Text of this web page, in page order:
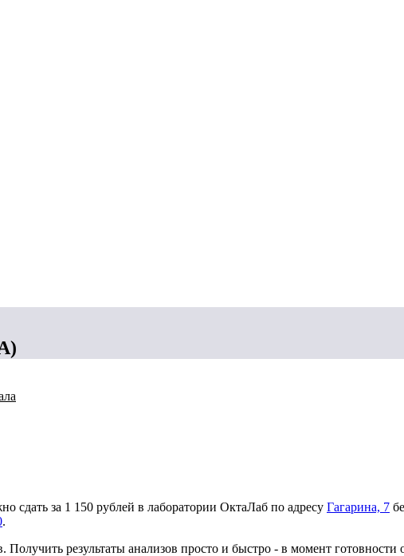
за 1 150 рублей в лаборатории ОктаЛаб по адресу Гагарина, 7
.
результаты анализов просто и быстро - в момент